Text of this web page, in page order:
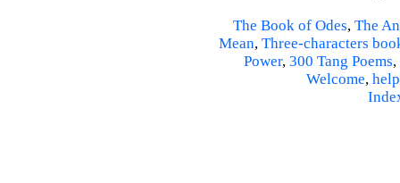
The Book of Odes, The
Mean, Three-characters
Power, 300 Tang Poems,
Welcome, help